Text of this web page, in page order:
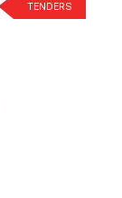
TENDERS